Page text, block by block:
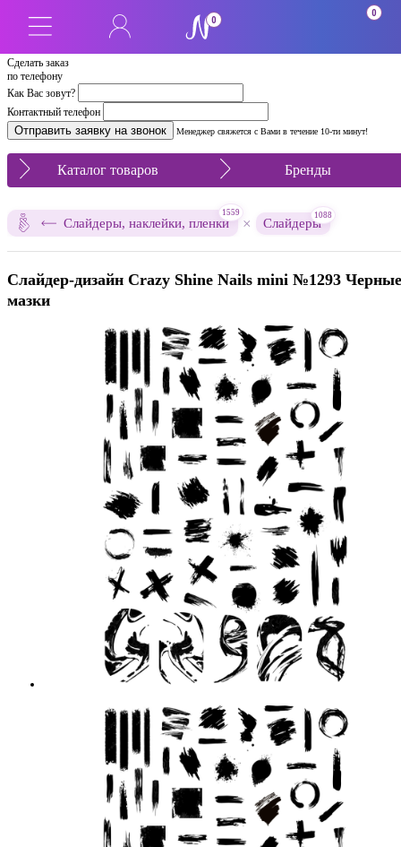
Сделать заказ
по телефону
Как Вас зовут?
Контактный телефон
Менеджер свяжется с Вами в течение 10-ти минут!
0
0
Каталог товаров Бренды
Слайдеры, наклейки, пленки
1559
× Слайдеры
1088
Слайдер-дизайн Crazy Shine Nails mini №1293 Черные
мазки